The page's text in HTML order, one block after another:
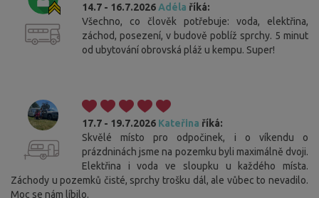
14.7 - 16.7.2026 Adéla říká:
Všechno, co člověk potřebuje: voda, elektřina,
záchod, posezení, v budově poblíž sprchy. 5 minut
od ubytování obrovská pláž u kempu. Super!
17.7 - 19.7.2026 Kateřina říká:
Skvělé místo pro odpočinek, i o víkendu o
prázdninách jsme na pozemku byli maximálně dvoji.
Elektřina i voda ve sloupku u každého místa.
Záchody u pozemků čisté, sprchy trošku dál, ale vůbec to nevadilo.
Moc se nám líbilo.